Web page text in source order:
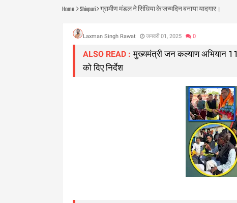
Home Shivpuri ग्रामीण मंडल ने सिंधिया के जन्मदिन बनाया यादगार।
Laxman Singh Rawat जनवरी 01, 2025 0
ALSO READ : मुख्यमंत्री जन कल्याण अभियान
को दिए निर्देश